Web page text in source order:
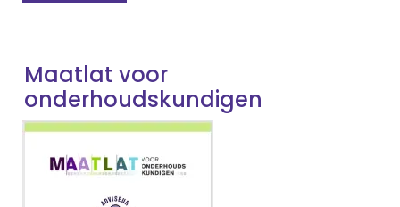
Maatlat voor
onderhoudskundigen